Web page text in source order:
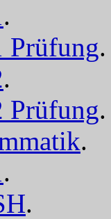
.
Prüfung.
.
Prüfung.
.
.
.